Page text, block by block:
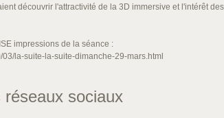
découvrir l'attractivité de la 3D immersive et l'intérêt
impressions de la séance :
la-suite-la-suite-dimanche-29-mars.html
sociaux